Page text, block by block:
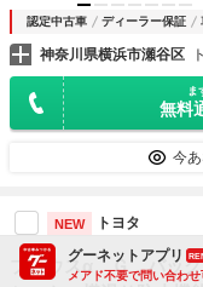
認定中古車 ディーラー保証
神奈川県横浜市瀬谷区
ま
無料
今
NEW トヨタ
プリウスα Ｇ バッ
グーネットアプリ
メアド不要で問い合わせ